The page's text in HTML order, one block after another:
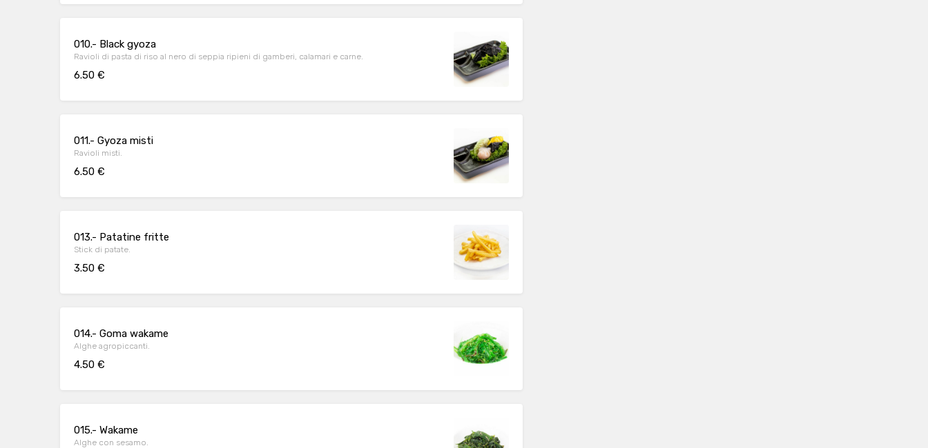
010.- Black gyoza
Ravioli di pasta di riso al nero di seppia ripieni di gamberi, calamari e carne.
6.50 €
011.- Gyoza misti
Ravioli misti.
6.50 €
013.- Patatine fritte
Stick di patate.
3.50 €
014.- Goma wakame
Alghe agropiccanti.
4.50 €
015.- Wakame
Alghe con sesamo.